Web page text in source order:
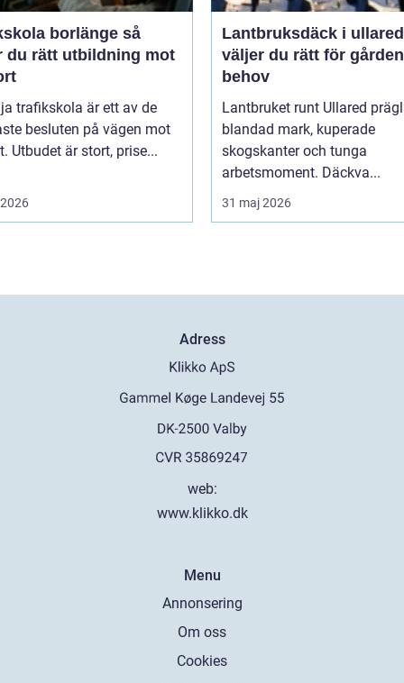
borlänge så
du rätt utbildning mot
trafikskola är ett av de
besluten på vägen mot
Utbudet är stort, prise...
Lantbruksdäck i ullared
väljer du rätt för
behov
Lantbruket runt Ullared
blandad mark, kuperade
skogskanter och tunga
arbetsmoment. Däckva...
31 maj 2026
Adress
web:
www.klikko.dk
Menu
Annonsering
Om oss
Cookies